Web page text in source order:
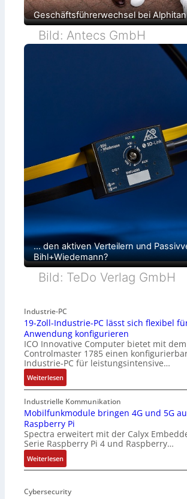
Geschäftsführerwechsel bei Alphitan
Bild: Antecs GmbH
… den aktiven Verteilern und
Bihl+Wiedemann?
Bild: TeDo Verlag GmbH
Industrie-PC
19-Zoll-Industrie-PC lässt sich flexibel
Anwendung konfigurieren
ICO Innovative Computer bietet mit dem
Controlmaster 1785 einen
Industrie-PC für leistungsintensive…
Weiterlesen:
1
9
-
Z
o
l
l
-
n
Industrielle Kommunikation
Mobilfunkmodule bringen 4G und 5G
Raspberry Pi
Spectra erweitert mit der Calyx
Serie Raspberry Pi 4 und Raspberry…
Weiterlesen:
M
b
Cybersecurity